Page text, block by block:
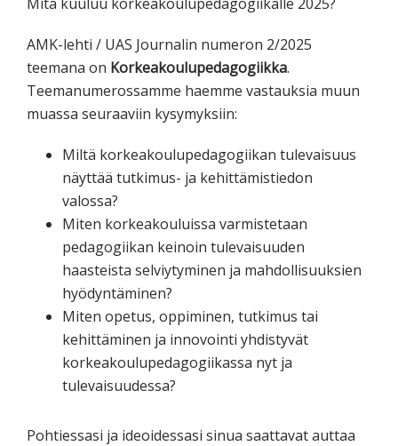
AMK-lehti / UAS Journalin numeron 2/2025
teemana on Korkeakoulupedagogiikka.
Teemanumerossamme haemme vastauksia muun
muassa seuraaviin kysymyksiin:
Miltä korkeakoulupedagogiikan tulevaisuus
näyttää tutkimus- ja kehittämistiedon
valossa?
Miten korkeakouluissa varmistetaan
pedagogiikan keinoin tulevaisuuden
haasteista selviytyminen ja mahdollisuuksien
hyödyntäminen?
Miten opetus, oppiminen, tutkimus tai
kehittäminen ja innovointi yhdistyvät
korkeakoulupedagogiikassa nyt ja
tulevaisuudessa?
Pohtiessasi ja ideoidessasi sinua saattavat auttaa